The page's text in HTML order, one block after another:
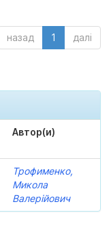
назад 1 далі
Автор(и)
Трофименко,
Микола
Валерійович